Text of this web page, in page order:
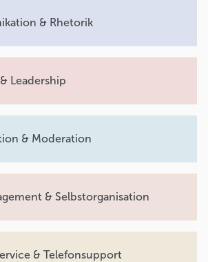
& Rhetorik
Leadership
& Moderation
& Selbstorganisation
& Telefonsupport